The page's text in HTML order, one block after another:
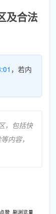
及合法
，若内
，包括快
内容，